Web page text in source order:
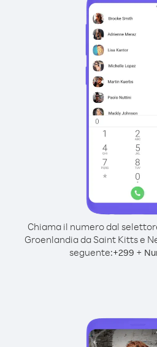
Chiama il numero dal
Groenlandia da Saint Kitts e
seguente:+299 +